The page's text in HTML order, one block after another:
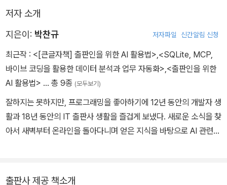
저자 소개
지은이: 박찬규 저자파일 신간알림 신청
최근작 : <[큰글자책] 출판인을 위한 AI 활용법>,<SQLite, MCP,
바이브 코딩을 활용한 데이터 분석과 업무 자동화>,<출판인을 위한
AI 활용법> … 총 9종 (모두보기)
잘하지는 못하지만, 프로그래밍을 좋아하기에 12년 동안의 개발자 생
활과 18년 동안의 IT 출판사 생활을 즐겁게 보냈다. 새로운 소식을 찾
아서 새벽부터 온라인을 돌아다니며 얻은 지식을 바탕으로 AI 관련한
출판사 제공 책소개